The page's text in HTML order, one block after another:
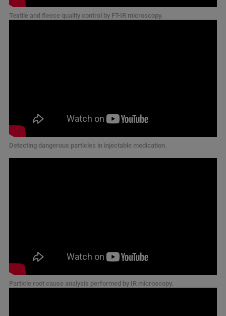
Textile and fleece quality control by FT-IR microscopy.
Detecting dangerous particles in injectable medication.
Particle root cause analysis performed by IR microscopy.